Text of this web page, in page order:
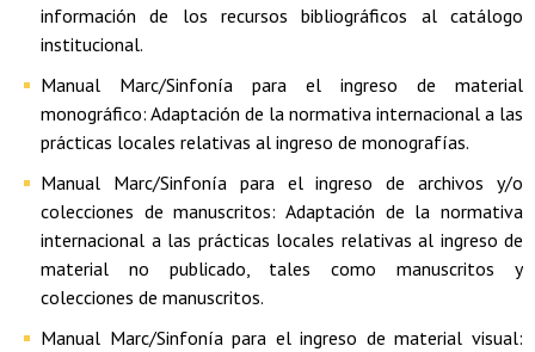
información de los recursos bibliográficos al catálogo
institucional.
Manual Marc/Sinfonía para el ingreso de material
monográfico: Adaptación de la normativa internacional a las
prácticas locales relativas al ingreso de monografías.
Manual Marc/Sinfonía para el ingreso de archivos y/o
colecciones de manuscritos: Adaptación de la normativa
internacional a las prácticas locales relativas al ingreso de
material no publicado, tales como manuscritos y
colecciones de manuscritos.
Manual Marc/Sinfonía para el ingreso de material visual: